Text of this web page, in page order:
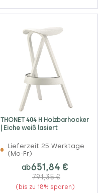
THONET 404 H Holzbarhocker
| Eiche weiß lasiert
Lieferzeit 25 Werktage
(Mo-Fr)
ab651,84 €
791,35 €
(bis zu 18% sparen)